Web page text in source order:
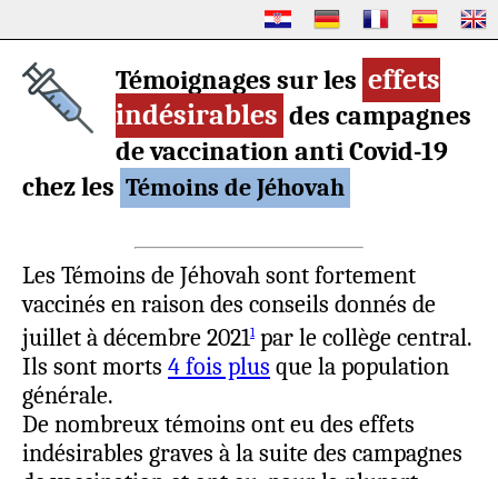
Témoignages sur les effets
indésirables des campagnes
de vaccination anti Covid-19
chez les Témoins de Jéhovah
Les Témoins de Jéhovah sont fortement
vaccinés en raison des conseils donnés de
juillet à décembre 20211par le collège central.
Ils sont morts 4 fois plus que la population
générale.
De nombreux témoins ont eu des effets
indésirables graves à la suite des campagnes